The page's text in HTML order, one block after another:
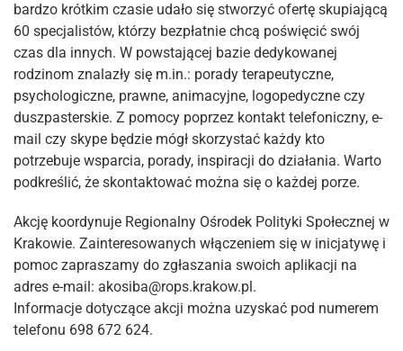
bardzo krótkim czasie udało się stworzyć ofertę skupiającą
60 specjalistów, którzy bezpłatnie chcą poświęcić swój
czas dla innych. W powstającej bazie dedykowanej
rodzinom znalazły się m.in.: porady terapeutyczne,
psychologiczne, prawne, animacyjne, logopedyczne czy
duszpasterskie. Z pomocy poprzez kontakt telefoniczny, e-
mail czy skype będzie mógł skorzystać każdy kto
potrzebuje wsparcia, porady, inspiracji do działania. Warto
podkreślić, że skontaktować można się o każdej porze.
Akcję koordynuje Regionalny Ośrodek Polityki Społecznej w
Krakowie. Zainteresowanych włączeniem się w inicjatywę i
pomoc zapraszamy do zgłaszania swoich aplikacji na
adres e-mail: akosiba@rops.krakow.pl.
Informacje dotyczące akcji można uzyskać pod numerem
telefonu 698 672 624.